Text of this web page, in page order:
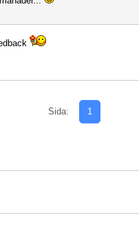
Sida: 1